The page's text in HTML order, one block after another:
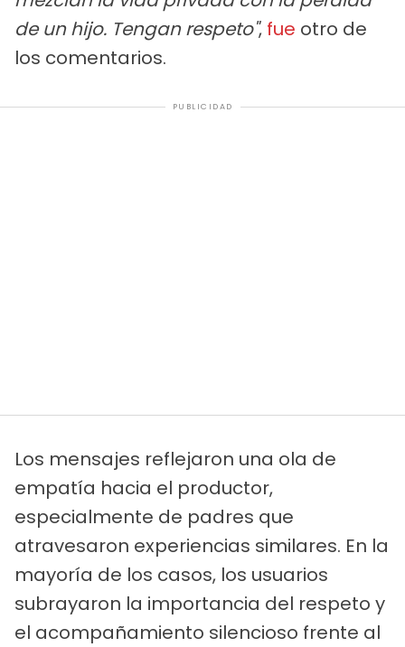
de un hijo. Tengan respeto", fue otro de
los comentarios.
PUBLICIDAD
Los mensajes reflejaron una ola de
empatía hacia el productor,
especialmente de padres que
atravesaron experiencias similares. En la
mayoría de los casos, los usuarios
subrayaron la importancia del respeto y
el acompañamiento silencioso frente al